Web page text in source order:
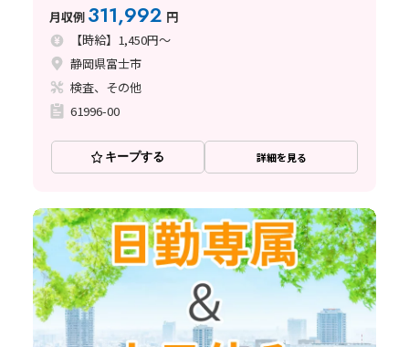
月収例 311,992 円
【時給】1,450円～
静岡県富士市
検査、その他
61996-00
キープする 詳細を見る